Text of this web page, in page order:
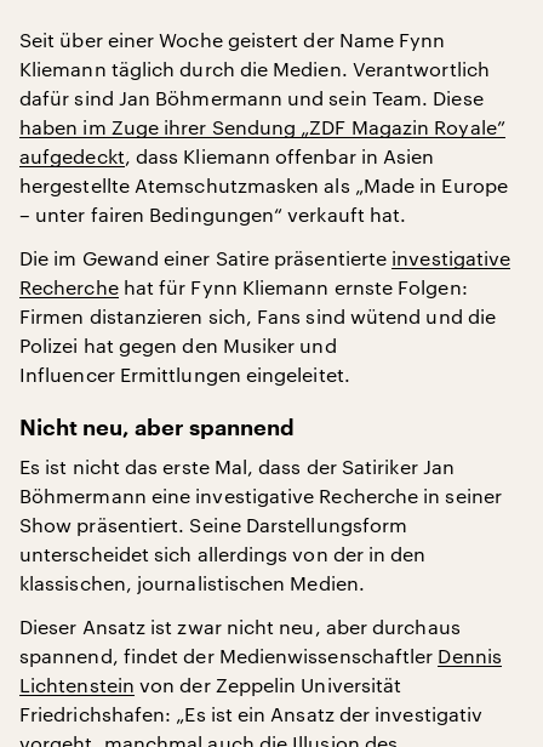
Seit über einer Woche geistert der Name Fynn
Kliemann täglich durch die Medien. Verantwortlich
dafür sind Jan Böhmermann und sein Team. Diese
haben im Zuge ihrer Sendung „ZDF Magazin Royale”
aufgedeckt, dass Kliemann offenbar in Asien
hergestellte Atemschutzmasken als „Made in Europe
– unter fairen Bedingungen“ verkauft hat.
Die im Gewand einer Satire präsentierte investigative
Recherchehat für Fynn Kliemann ernste Folgen:
Firmen distanzieren sich, Fans sind wütend und die
Polizei hat gegen den Musiker und
Influencer Ermittlungen eingeleitet.
Nicht neu, aber spannend
Es ist nicht das erste Mal, dass der Satiriker Jan
Böhmermann eine investigative Recherche in seiner
Show präsentiert. Seine Darstellungsform
unterscheidet sich allerdings von der in den
klassischen, journalistischen Medien.
Dieser Ansatz ist zwar nicht neu, aber durchaus
spannend, findet der Medienwissenschaftler Dennis
Lichtenstein von der Zeppelin Universität
Friedrichshafen: „Es ist ein Ansatz der investigativ